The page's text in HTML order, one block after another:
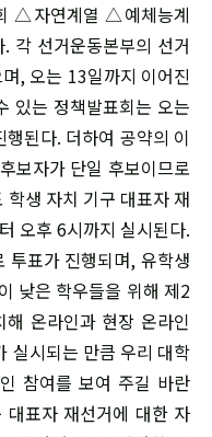
△자연계열 △예체능계
선거운동본부의 선거
, 오는 13일까지 이어진
있는 정책발표회는 오는
된다. 더하여 공약의 이
보자가 단일 후보이므로
생 자치 기구 대표자 재
오후 6시까지 실시된다.
투표가 진행되며, 유학생
낮은 학우들을 위해 제2
온라인과 현장 온라인
실시되는 만큼 우리 대학
참여를 보여 주길 바란
표자 재선거에 대한 자